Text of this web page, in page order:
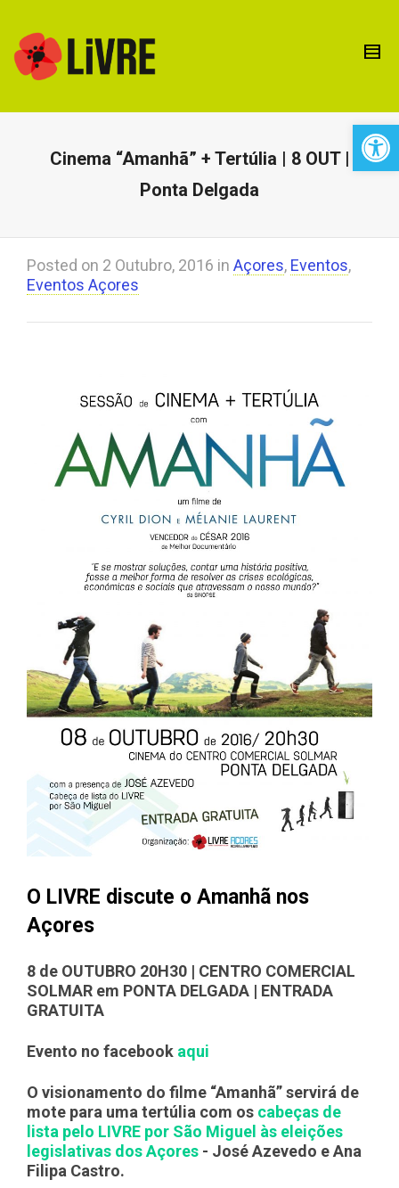
Cinema “Amanhã” + Tertúlia | 8 OUT |
Ponta Delgada
Posted on 2 Outubro, 2016 in Açores, Eventos,
Eventos Açores
O LIVRE discute o Amanhã nos
Açores
8 de OUTUBRO 20H30 | CENTRO COMERCIAL
SOLMAR em PONTA DELGADA | ENTRADA
GRATUITA
Evento no facebook aqui
O visionamento do filme “Amanhã” servirá de
mote para uma tertúlia com os cabeças de
lista pelo LIVRE por São Miguel às eleições
legislativas dos Açores - José Azevedo e Ana
Filipa Castro.